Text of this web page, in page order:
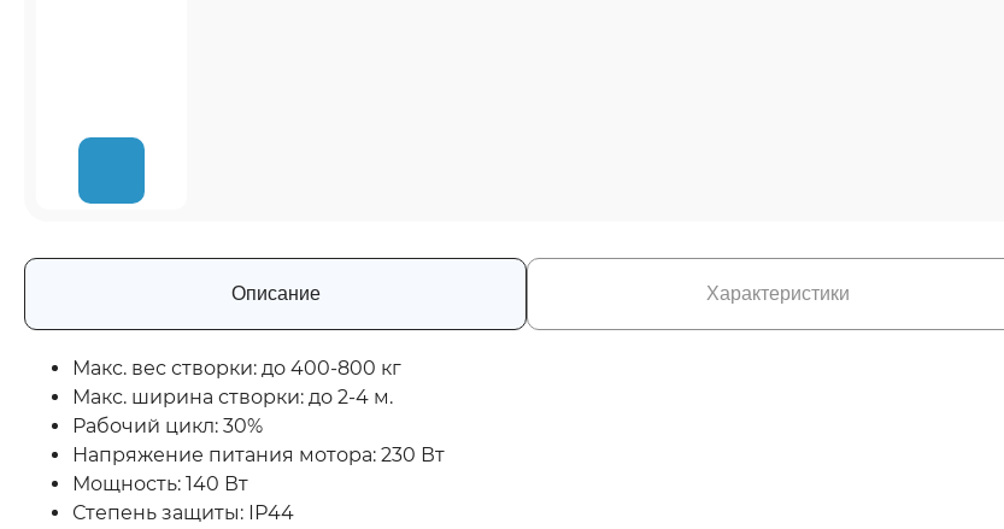
Описание Характеристики
Макс. вес створки: до 400-800 кг
Макс. ширина створки: до 2-4 м.
Рабочий цикл: 30%
Напряжение питания мотора: 230 Вт
Мощность: 140 Вт
Степень защиты: ІР44